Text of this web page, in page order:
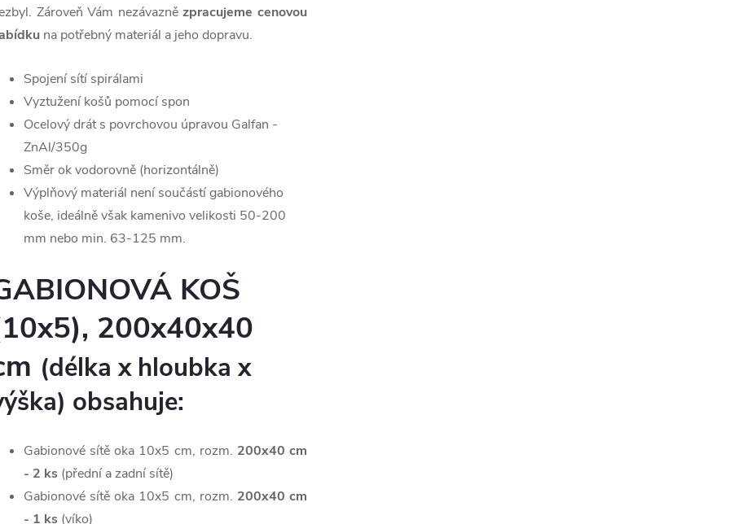
Zároveň Vám nezávaznězpracujeme cenovou
na potřebný materiál a jeho dopravu.
Spojení sítí spirálami
Vyztužení košů pomocí spon
Ocelový drát s povrchovou úpravou Galfan -
ZnAl/350g
Směr ok vodorovně (horizontálně)
Výplňový materiál není součástí gabionového
koše, ideálně však kamenivo velikosti 50-200
mm nebo min. 63-125 mm.
KOŠ
200x40x40
(délka x hloubka x
obsahuje:
Gabionové sítě oka 10x5 cm, rozm. 200x40 cm
- 2 ks (přední a zadní sítě)
Gabionové sítě oka 10x5 cm, rozm. 200x40 cm
- 1 ks (víko)